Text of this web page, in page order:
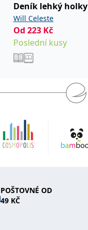
Deník lehký holky
Will Celeste
Od 223 Kč
Poslední kusy
POŠTOVNÉ OD
49 KČ